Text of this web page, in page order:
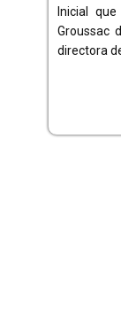
Inicial
Groussac
directora